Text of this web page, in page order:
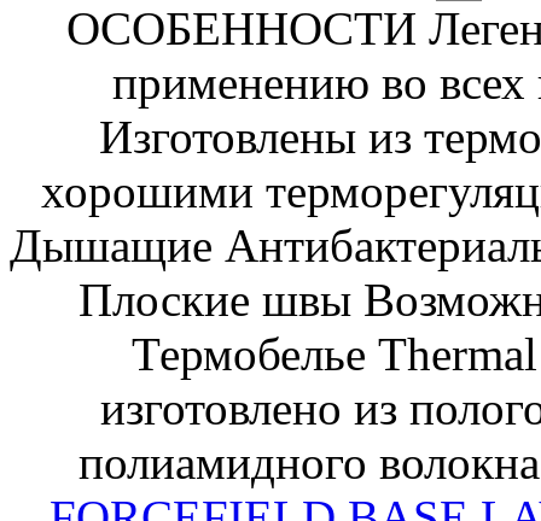
ОСОБЕННОСТИ
применению во всех
Изготовлены из
хорошими
Дышащие
Плоские швы
Термобелье
изготовлено из
полиамидного